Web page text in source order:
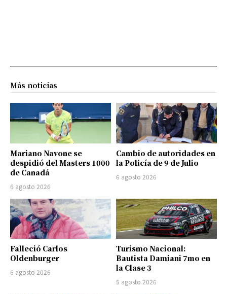
Más noticias
Mariano Navone se
despidió del Masters 1000
de Canadá
6 agosto 2026
Cambio de autoridades en
la Policía de 9 de Julio
6 agosto 2026
Falleció Carlos
Oldenburger
6 agosto 2026
Turismo Nacional:
Bautista Damiani 7mo en
la Clase 3
5 agosto 2026